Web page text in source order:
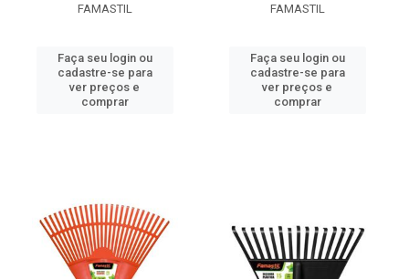
FAMASTIL
Faça seu login ou
cadastre-se para
ver preços e
comprar
FAMASTIL
Faça seu login ou
cadastre-se para
ver preços e
comprar